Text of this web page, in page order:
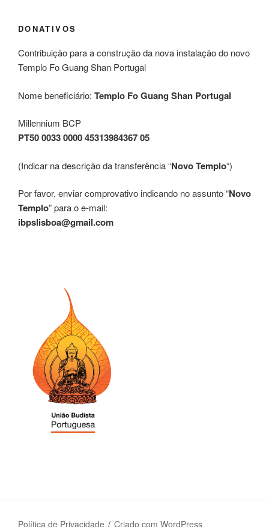
DONATIVOS
Contribuição para a construção da nova instalação do novo
Templo Fo Guang Shan Portugal
Nome beneficiário: Templo Fo Guang Shan Portugal
Millennium BCP
PT50 0033 0000 45313984367 05
(Indicar na descrição da transferência “Novo Templo“)
Por favor, enviar comprovativo indicando no assunto “Novo
Templo” para o e-mail:
ibpslisboa@gmail.com
Política de Privacidade Criado com WordPress